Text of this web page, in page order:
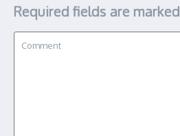
Required fields are marked